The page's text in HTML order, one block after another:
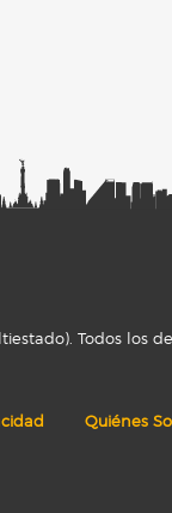
Todos los
Quiénes